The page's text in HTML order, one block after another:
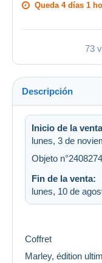
Queda 4 días 1
73
Descripción
Inicio de la
lunes, 3 de
Objeto
Fin de la venta:
lunes, 10 de
Coffret
Marley, édition